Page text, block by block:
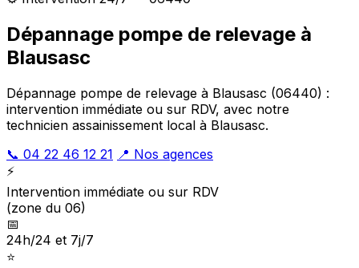
Dépannage pompe de relevage à
Blausasc
Dépannage pompe de relevage à Blausasc (06440) :
intervention immédiate ou sur RDV, avec notre
technicien assainissement local à Blausasc.
📞 04 22 46 12 21 📍 Nos agences
⚡
Intervention immédiate ou sur RDV
(zone du 06)
📅
24h/24 et 7j/7
⭐